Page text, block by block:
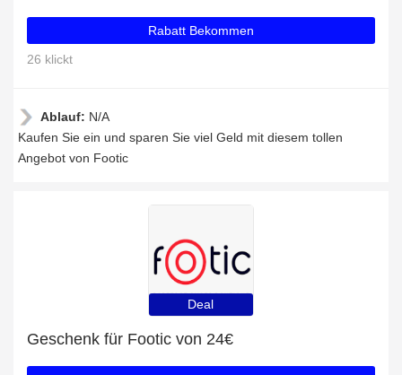
Rabatt Bekommen
26 klickt
Ablauf: N/A
Kaufen Sie ein und sparen Sie viel Geld mit diesem tollen
Angebot von Footic
Deal
Geschenk für Footic von 24€